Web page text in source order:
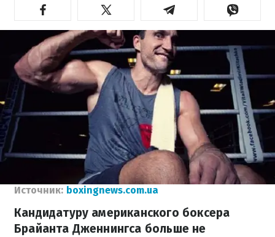
Источник: boxingnews.com.ua
Кандидатуру американского боксера
Брайанта Дженнингса больше не